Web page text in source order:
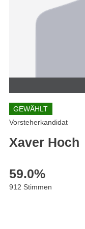
GEWÄHLT
Vorsteherkandidat
Xaver Hoch
59.0%
912 Stimmen